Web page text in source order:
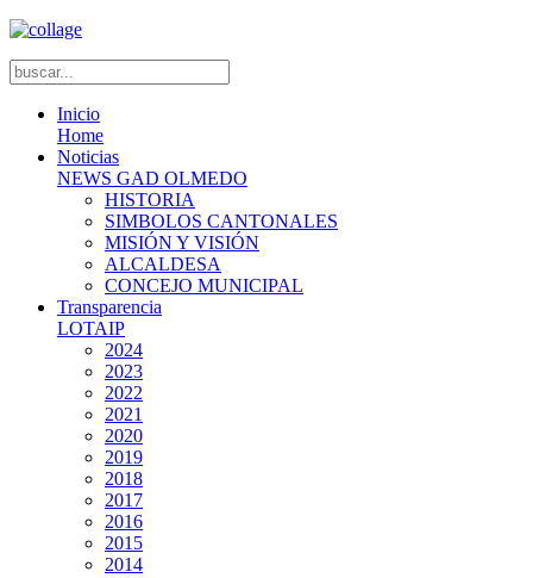
Inicio
Home
Noticias
NEWS GAD OLMEDO
HISTORIA
SIMBOLOS CANTONALES
MISIÓN Y VISIÓN
ALCALDESA
CONCEJO MUNICIPAL
Transparencia
LOTAIP
2024
2023
2022
2021
2020
2019
2018
2017
2016
2015
2014